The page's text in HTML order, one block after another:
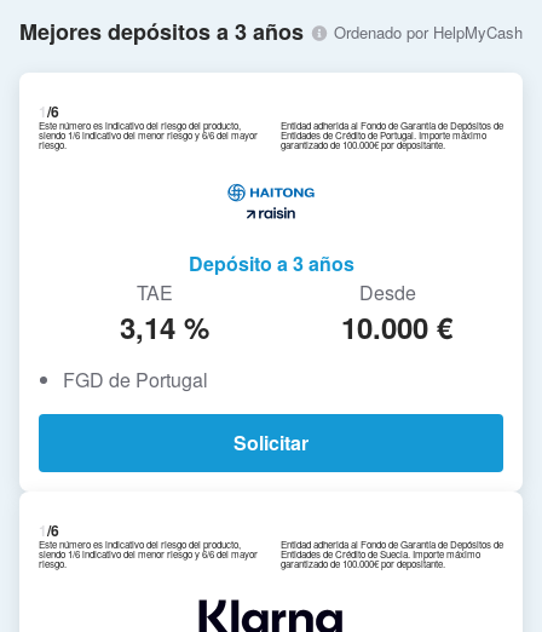
Mejores depósitos a 3 años Ordenado por HelpMyCash
1/6
Este número es indicativo del riesgo del producto,
siendo 1/6 indicativo del menor riesgo y 6/6 del mayor
riesgo.
Entidad adherida al Fondo de Garantía de Depósitos de
Entidades de Crédito de Portugal. Importe máximo
garantizado de 100.000€ por depositante.
Depósito a 3 años
TAE
3,14 %
Desde
10.000 €
FGD de Portugal
Solicitar
1/6
Este número es indicativo del riesgo del producto,
siendo 1/6 indicativo del menor riesgo y 6/6 del mayor
riesgo.
Entidad adherida al Fondo de Garantía de Depósitos de
Entidades de Crédito de Suecia. Importe máximo
garantizado de 100.000€ por depositante.